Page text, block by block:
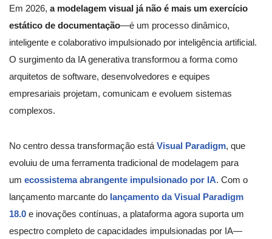
Em 2026, a modelagem visual já não é mais um exercício
estático de documentação—é um processo dinâmico,
inteligente e colaborativo impulsionado por inteligência artificial.
O surgimento da IA generativa transformou a forma como
arquitetos de software, desenvolvedores e equipes
empresariais projetam, comunicam e evoluem sistemas
complexos.
No centro dessa transformação está Visual Paradigm, que
evoluiu de uma ferramenta tradicional de modelagem para
um ecossistema abrangente impulsionado por IA. Com o
lançamento marcante do lançamento da Visual Paradigm
18.0 e inovações contínuas, a plataforma agora suporta um
espectro completo de capacidades impulsionadas por IA—